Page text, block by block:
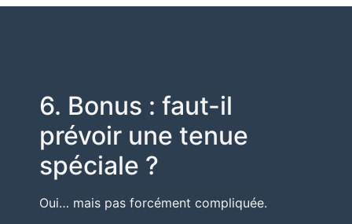
6. Bonus : faut-il
prévoir une tenue
spéciale ?
Oui… mais pas forcément compliquée.